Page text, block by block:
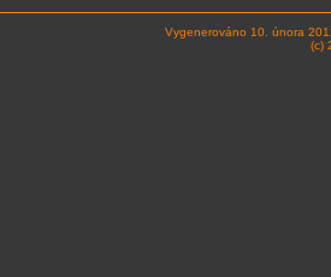
Vygenerováno 10. února
(c)